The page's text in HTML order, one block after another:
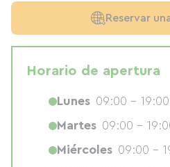
Reservar
Horario de apertura
Lunes 09:00 - 19:00
Martes 09:00 -
Miércoles 09:00 -